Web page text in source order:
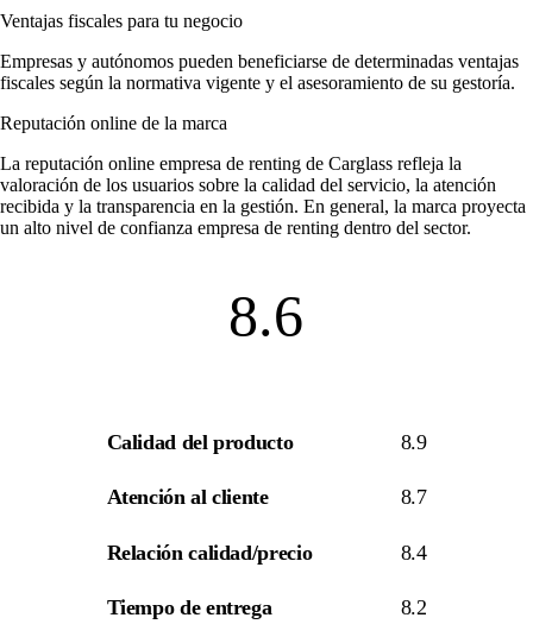
Ventajas fiscales para tu negocio
Empresas y autónomos pueden beneficiarse de determinadas ventajas
fiscales según la normativa vigente y el asesoramiento de su gestoría.
Reputación online de la marca
La reputación online empresa de renting de Carglass refleja la
valoración de los usuarios sobre la calidad del servicio, la atención
recibida y la transparencia en la gestión. En general, la marca proyecta
un alto nivel de confianza empresa de renting dentro del sector.
8.6
Calidad del producto 8.9
Atención al cliente 8.7
Relación calidad/precio 8.4
Tiempo de entrega 8.2